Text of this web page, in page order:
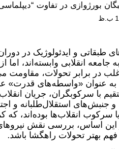
بورژوازی در تفاوت
طبقاتی و ایدئولوژیک در
انقلابی وابسته‌اند،
در برابر تحولات، مقاومت
به عنوان «واسطه‌های قدرت»
با سرکوبگران، جریان
و جنبش‌های استقلال‌طلبانه و
یا سرکوب انقلاب‌ها بوده‌اند،
اساس، بررسی نقش نیروهای
بهتر تحولات راهگشا باشد.